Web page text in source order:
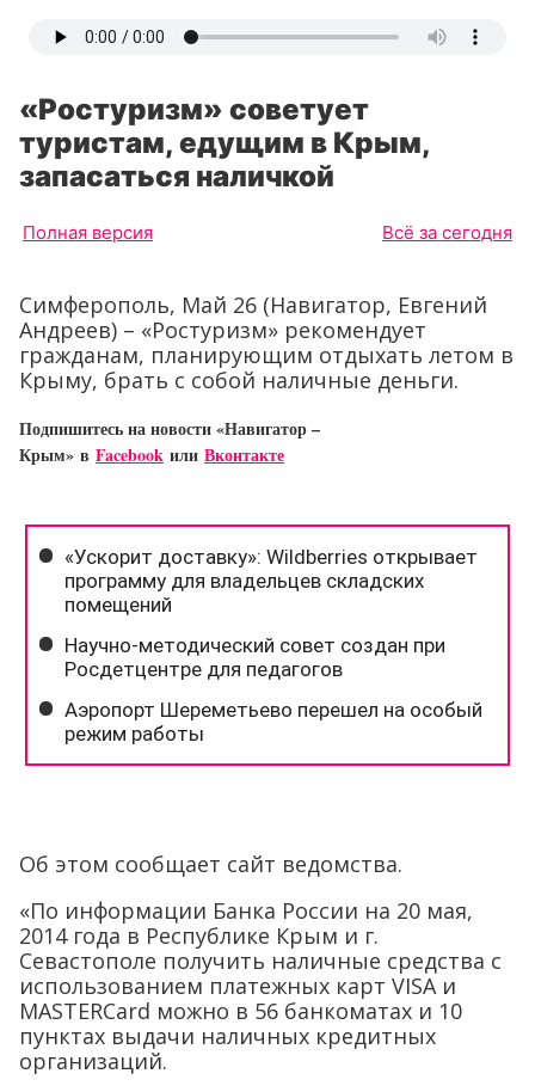
«Ростуризм» советует
туристам, едущим в Крым,
запасаться наличкой
Полная версия Всё за сегодня
Симферополь, Май 26 (Навигатор, Евгений
Андреев) – «Ростуризм» рекомендует
гражданам, планирующим отдыхать летом в
Крыму, брать с собой наличные деньги.
Подпишитесь на новости «Навигатор –
Крым» в Facebook или Вконтакте
Об этом сообщает сайт ведомства.
«По информации Банка России на 20 мая,
2014 года в Республике Крым и г.
Севастополе получить наличные средства с
использованием платежных карт VISA и
MASTERCard можно в 56 банкоматах и 10
пунктах выдачи наличных кредитных
организаций.